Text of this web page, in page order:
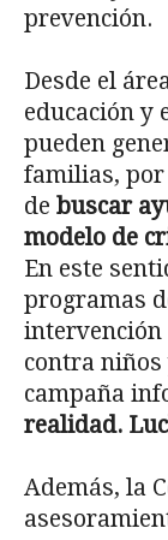
prevención.
Desde el
educación y
pueden
familias, por
de buscar
modelo de
En este
programas
intervención
contra niños
campaña
realidad.
Además, la